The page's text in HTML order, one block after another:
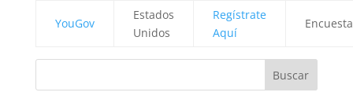
YouGov
Estados
Unidos
Regístrate
Aquí